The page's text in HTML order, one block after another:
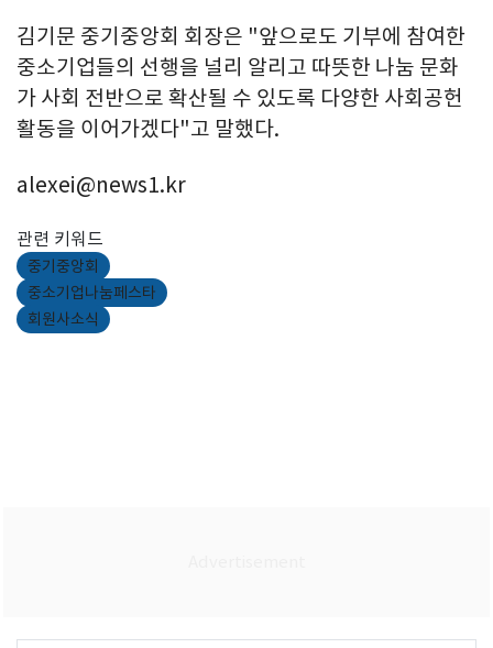
김기문 중기중앙회 회장은 "앞으로도 기부에 참여한
중소기업들의 선행을 널리 알리고 따뜻한 나눔 문화
가 사회 전반으로 확산될 수 있도록 다양한 사회공헌
활동을 이어가겠다"고 말했다.
alexei@news1.kr
관련 키워드
중기중앙회
중소기업나눔페스타
회원사소식